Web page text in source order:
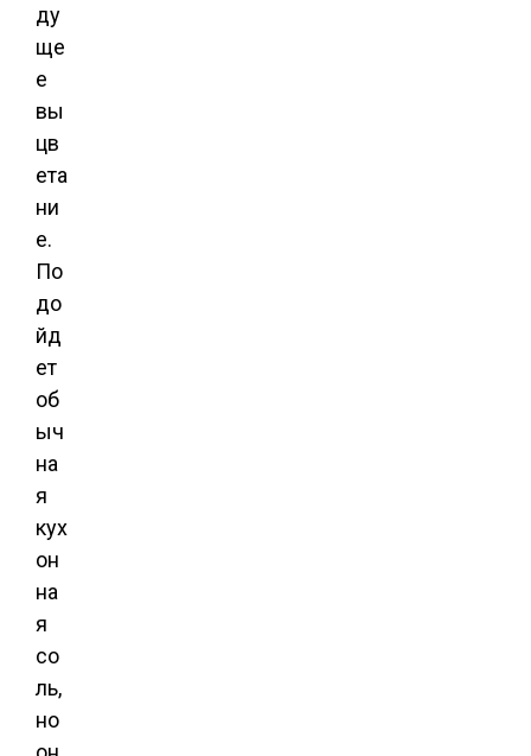
ду
ще
е
вы
цв
ета
ни
е.
По
до
йд
ет
об
ыч
на
я
кух
он
на
я
со
ль,
но